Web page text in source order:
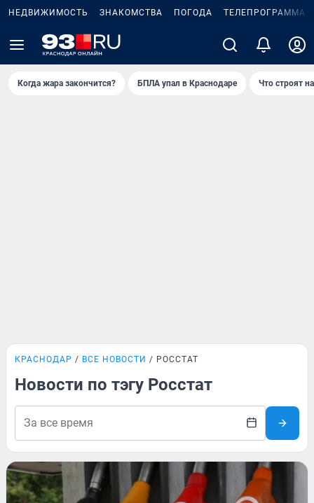
НЕДВИЖИМОСТЬ ЗНАКОМСТВА ПОГОДА ТЕЛЕПРОГРАММА
Когда жара закончится? БПЛА упал в Краснодаре Что строят
КРАСНОДАР ВСЕ НОВОСТИ РОССТАТ
Новости по тэгу Росстат